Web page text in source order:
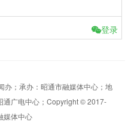
登录
办；承办：昭通市融媒体中心；地
通广电中心；Copyright © 2017-
媒体中心